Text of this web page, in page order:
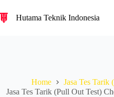
t
Hutama Teknik Indonesia
Home
Jasa Tes Tarik
Jasa Tes Tarik (Pull Out Test)